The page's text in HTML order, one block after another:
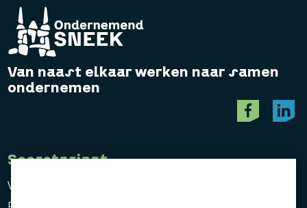
Van naast elkaar werken naar samen
ondernemen
Secretariaat
Vereniging Ondernemend Sneek